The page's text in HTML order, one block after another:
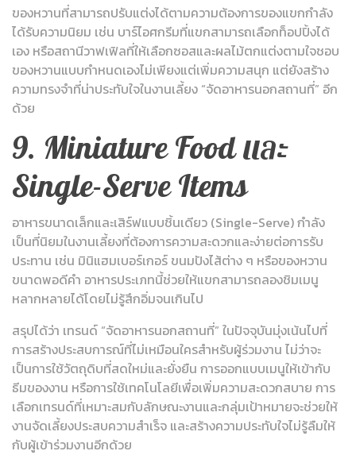
ของหวานที่สามารถปรับแต่งได้ตามความต้องการของแขกกำลัง
ได้รับความนิยม เช่น บาร์ไอศกรีมที่แขกสามารถเลือกท็อปปิ้งได้
เอง หรือสถานีวาฟเฟิลที่ให้เลือกซอสและผลไม้ตกแต่งตามใจชอบ
ของหวานแบบกำหนดเองไม่เพียงแต่เพิ่มความสนุก แต่ยังสร้าง
ความทรงจำที่น่าประทับใจในงานเลี้ยง “จัดอาหารนอกสถานที่” อีก
ด้วย
9. Miniature Food และ
Single-Serve Items
อาหารขนาดเล็กและเสิร์ฟแบบชิ้นเดียว (Single-Serve) กำลัง
เป็นที่นิยมในงานเลี้ยงที่ต้องการความสะดวกและง่ายต่อการรับ
ประทาน เช่น มินิแฮมเบอร์เกอร์ ขนมปังไส้ต่าง ๆ หรือของหวาน
ขนาดพอดีคำ อาหารประเภทนี้ช่วยให้แขกสามารถลองชิมเมนู
หลากหลายได้โดยไม่รู้สึกอิ่มจนเกินไป
สรุปได้ว่า เทรนด์ “จัดอาหารนอกสถานที่” ในปัจจุบันมุ่งเน้นไปที่
การสร้างประสบการณ์ที่ไม่เหมือนใครสำหรับผู้ร่วมงาน ไม่ว่าจะ
เป็นการใช้วัตถุดิบที่สดใหม่และยั่งยืน การออกแบบเมนูให้เข้ากับ
ธีมของงาน หรือการใช้เทคโนโลยีเพื่อเพิ่มความสะดวกสบาย การ
เลือกเทรนด์ที่เหมาะสมกับลักษณะงานและกลุ่มเป้าหมายจะช่วยให้
งานจัดเลี้ยงประสบความสำเร็จ และสร้างความประทับใจไม่รู้ลืมให้
กับผู้เข้าร่วมงานอีกด้วย